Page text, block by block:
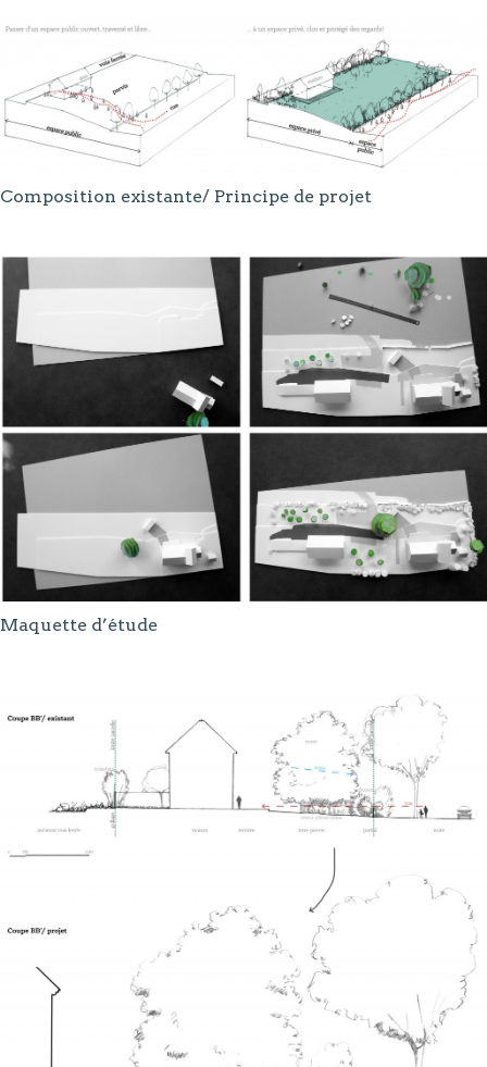
Composition existante/ Principe de projet
Maquette d’étude